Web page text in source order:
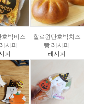
호박비스
시피
피
할로윈단호박치즈
빵 레시피
레시피